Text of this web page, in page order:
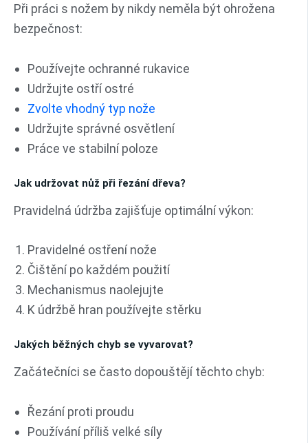
Při práci s nožem by nikdy neměla být ohrožena
bezpečnost:
Používejte ochranné rukavice
Udržujte ostří ostré
Zvolte vhodný typ nože
Udržujte správné osvětlení
Práce ve stabilní poloze
Jak udržovat nůž při řezání dřeva?
Pravidelná údržba zajišťuje optimální výkon:
Pravidelné ostření nože
Čištění po každém použití
Mechanismus naolejujte
K údržbě hran používejte stěrku
Jakých běžných chyb se vyvarovat?
Začátečníci se často dopouštějí těchto chyb:
Řezání proti proudu
Používání příliš velké síly